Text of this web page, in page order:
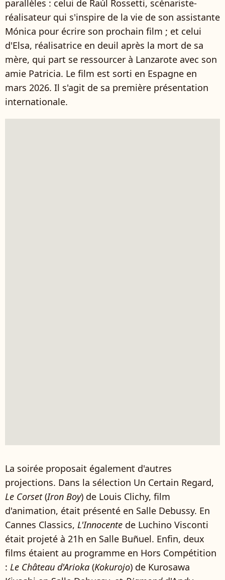
parallèles : celui de Raúl Rossetti, scénariste-
réalisateur qui s'inspire de la vie de son assistante
Mónica pour écrire son prochain film ; et celui
d'Elsa, réalisatrice en deuil après la mort de sa
mère, qui part se ressourcer à Lanzarote avec son
amie Patricia. Le film est sorti en Espagne en
mars 2026. Il s'agit de sa première présentation
internationale.
La soirée proposait également d'autres
projections. Dans la sélection Un Certain Regard,
Le Corset(Iron Boy) de Louis Clichy, film
d'animation, était présenté en Salle Debussy. En
Cannes Classics, L'Innocente de Luchino Visconti
était projeté à 21h en Salle Buñuel. Enfin, deux
films étaient au programme en Hors Compétition
: Le Château d'Arioka (Kokurojo) de Kurosawa